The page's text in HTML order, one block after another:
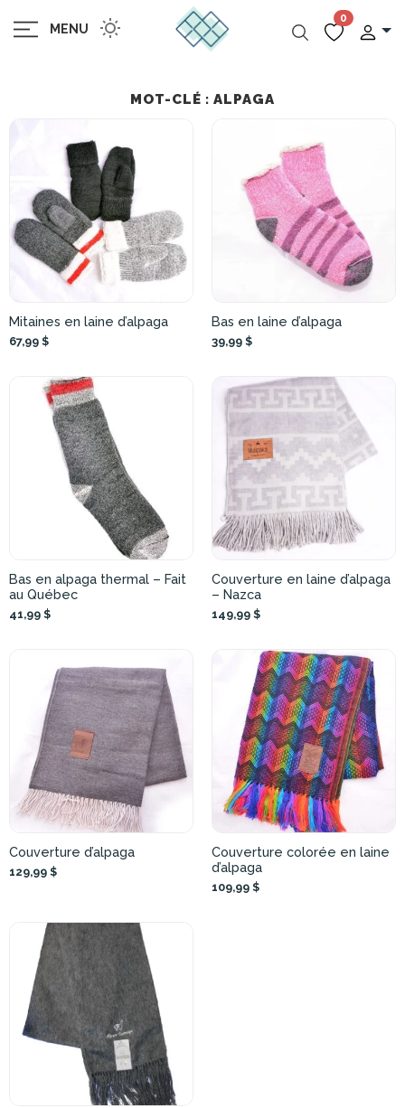
MENU
0
MOT-CLÉ : ALPAGA
Mitaines en laine d’alpaga
67,99 $
Bas en laine d’alpaga
39,99 $
Bas en alpaga thermal – Fait
au Québec
41,99 $
Couverture en laine d’alpaga
– Nazca
149,99 $
Couverture d’alpaga
129,99 $
Couverture colorée en laine
d’alpaga
109,99 $